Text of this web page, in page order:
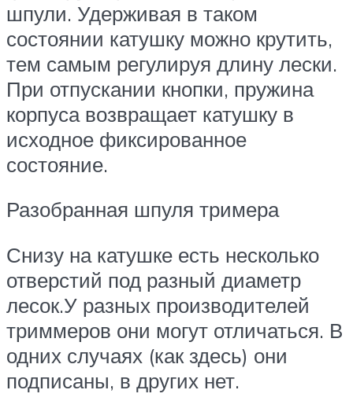
шпули. Удерживая в таком
состоянии катушку можно крутить,
тем самым регулируя длину лески.
При отпускании кнопки, пружина
корпуса возвращает катушку в
исходное фиксированное
состояние.
Разобранная шпуля тримера
Снизу на катушке есть несколько
отверстий под разный диаметр
лесок.У разных производителей
триммеров они могут отличаться. В
одних случаях (как здесь) они
подписаны, в других нет.